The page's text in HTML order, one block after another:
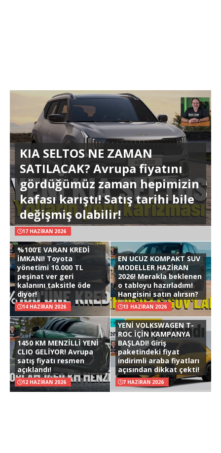
KIA SELTOS NE ZAMAN
SATILACAK? Avrupa fiyatını
gördüğümüz zaman hepimizin
kafası karıştı! Satış tarihi bile
değişmiş olabilir!
17 HAZIRAN 2026
%100’E VARAN KREDİ
İMKANI! Toyota
yönetimi 10.000 TL
peşinat ver geri
kalanını taksitle öde
diyor!
14 HAZIRAN 2026
EN UCUZ KOMPAKT SUV
MODELLER HAZİRAN
2026! Merakla beklenen
o tabloyu hazırladım!
Hangisini satın alırsın?
13 HAZIRAN 2026
1450 KM MENZİLLİ YENİ
CLIO GELİYOR! Avrupa
satış fiyatı resmen
açıklandı!
12 HAZIRAN 2026
YENİ VOLKSWAGEN T-
ROC İÇİN KAMPANYA
BAŞLADI! Giriş
paketindeki fiyat
indirimli araba fiyatları
açısından dikkat çekti!
7 HAZIRAN 2026